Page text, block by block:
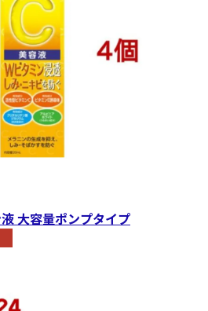
大容量ポンプタイプ